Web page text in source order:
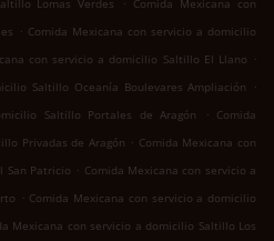
Lomas Verdes
Comida Mexicana con
. Comida Mexicana con servicio a domicilio
con servicio a domicilio Saltillo El Llano .
Saltillo Oceanía Boulevares Ampliación
.
Saltillo Portales de Aragón
. Comida
Privadas de Aragón . Comida Mexicana con
San Patricio . Comida Mexicana con servicio a
. Comida Mexicana con servicio a domicilio
Mexicana con servicio a domicilio Saltillo Los